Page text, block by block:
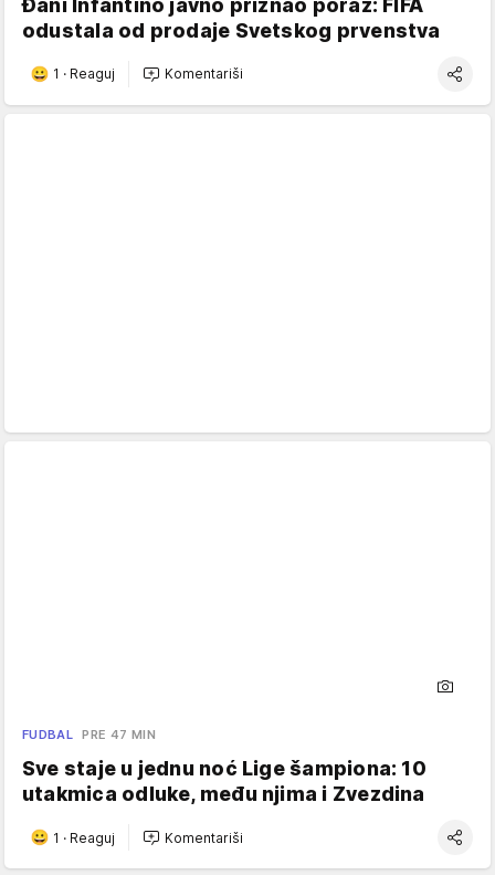
Đani Infantino javno priznao poraz: FIFA
odustala od prodaje Svetskog prvenstva
1 · Reaguj Komentariši
FUDBAL PRE 47 MIN
Sve staje u jednu noć Lige šampiona: 10
utakmica odluke, među njima i Zvezdina
1 · Reaguj Komentariši